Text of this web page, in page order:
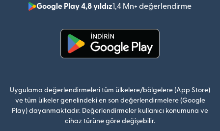
Google Play 4,8 yıldız1,4 Mn+ değerlendirme
Uygulama değerlendirmeleri tüm ülkelere/bölgelere (App Store)
ve tüm ülkeler genelindeki en son değerlendirmelere (Google
Play) dayanmaktadır. Değerlendirmeler kullanıcı konumuna ve
cihaz türüne göre değişebilir.